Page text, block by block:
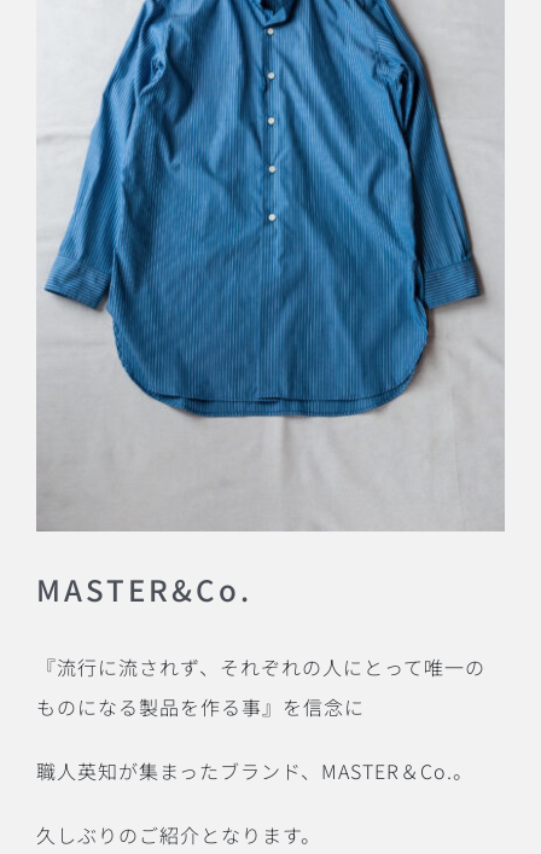
MASTER&Co.
『流行に流されず、それぞれの人にとって唯一の
ものになる製品を作る事』を信念に
職人英知が集まったブランド、MASTER＆Co.。
久しぶりのご紹介となります。